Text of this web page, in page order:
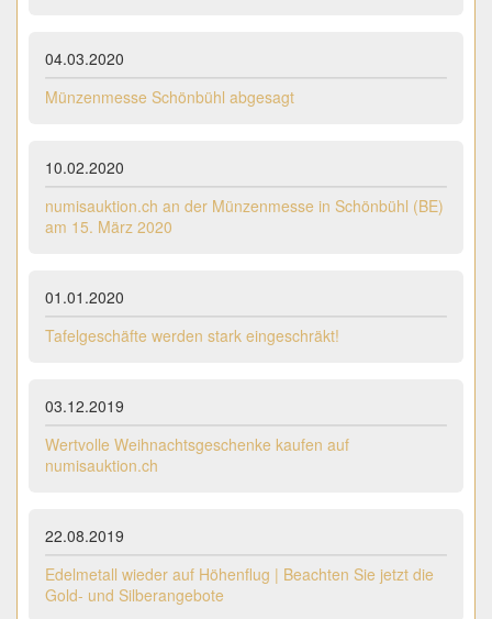
04.03.2020
Münzenmesse Schönbühl abgesagt
10.02.2020
numisauktion.ch an der Münzenmesse in Schönbühl (BE)
am 15. März 2020
01.01.2020
Tafelgeschäfte werden stark eingeschräkt!
03.12.2019
Wertvolle Weihnachtsgeschenke kaufen auf
numisauktion.ch
22.08.2019
Edelmetall wieder auf Höhenflug | Beachten Sie jetzt die
Gold- und Silberangebote